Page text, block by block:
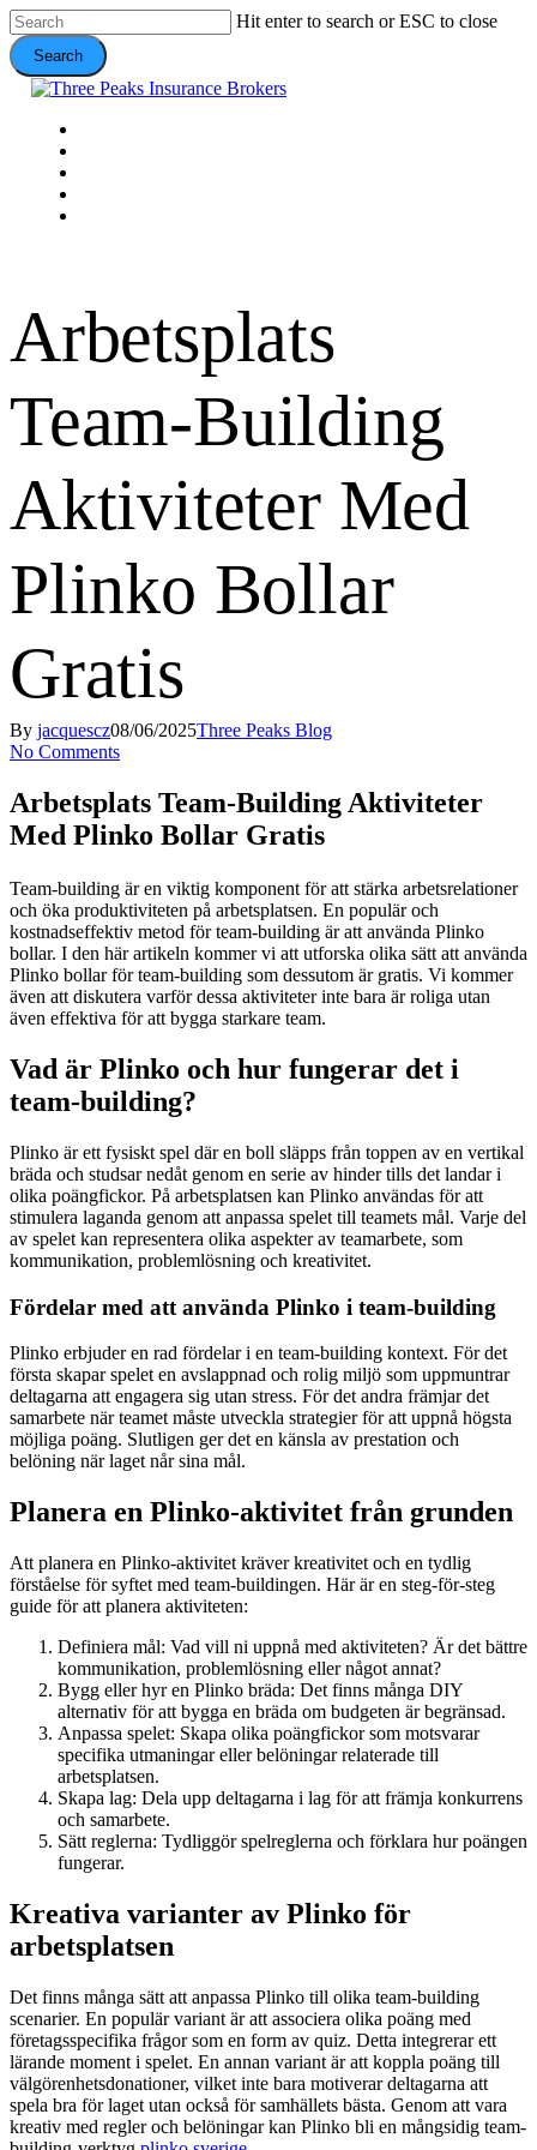
Skip
to
main
content
Hit enter to search or ESC to close
Search
Close
Menu
Arbetsplats
Team-Building
Aktiviteter Med
Plinko Bollar
Gratis
By jacquescz08/06/2025Three Peaks Blog
No Comments
Arbetsplats Team-Building Aktiviteter
Med Plinko Bollar Gratis
Team-building är en viktig komponent för att stärka arbetsrelationer
och öka produktiviteten på arbetsplatsen. En populär och
kostnadseffektiv metod för team-building är att använda Plinko
bollar. I den här artikeln kommer vi att utforska olika sätt att använda
Plinko bollar för team-building som dessutom är gratis. Vi kommer
även att diskutera varför dessa aktiviteter inte bara är roliga utan
även effektiva för att bygga starkare team.
Vad är Plinko och hur fungerar det i
team-building?
Plinko är ett fysiskt spel där en boll släpps från toppen av en vertikal
bräda och studsar nedåt genom en serie av hinder tills det landar i
olika poängfickor. På arbetsplatsen kan Plinko användas för att
stimulera laganda genom att anpassa spelet till teamets mål. Varje del
av spelet kan representera olika aspekter av teamarbete, som
kommunikation, problemlösning och kreativitet.
Fördelar med att använda Plinko i team-building
Plinko erbjuder en rad fördelar i en team-building kontext. För det
första skapar spelet en avslappnad och rolig miljö som uppmuntrar
deltagarna att engagera sig utan stress. För det andra främjar det
samarbete när teamet måste utveckla strategier för att uppnå högsta
möjliga poäng. Slutligen ger det en känsla av prestation och
belöning när laget når sina mål.
Planera en Plinko-aktivitet från grunden
Att planera en Plinko-aktivitet kräver kreativitet och en tydlig
förståelse för syftet med team-buildingen. Här är en steg-för-steg
guide för att planera aktiviteten:
Definiera mål: Vad vill ni uppnå med aktiviteten? Är det bättre
kommunikation, problemlösning eller något annat?
Bygg eller hyr en Plinko bräda: Det finns många DIY
alternativ för att bygga en bräda om budgeten är begränsad.
Anpassa spelet: Skapa olika poängfickor som motsvarar
specifika utmaningar eller belöningar relaterade till
arbetsplatsen.
Skapa lag: Dela upp deltagarna i lag för att främja konkurrens
och samarbete.
Sätt reglerna: Tydliggör spelreglerna och förklara hur poängen
fungerar.
Kreativa varianter av Plinko för
arbetsplatsen
Det finns många sätt att anpassa Plinko till olika team-building
scenarier. En populär variant är att associera olika poäng med
företagsspecifika frågor som en form av quiz. Detta integrerar ett
lärande moment i spelet. En annan variant är att koppla poäng till
välgörenhetsdonationer, vilket inte bara motiverar deltagarna att
spela bra för laget utan också för samhällets bästa. Genom att vara
kreativ med regler och belöningar kan Plinko bli en mångsidig team-